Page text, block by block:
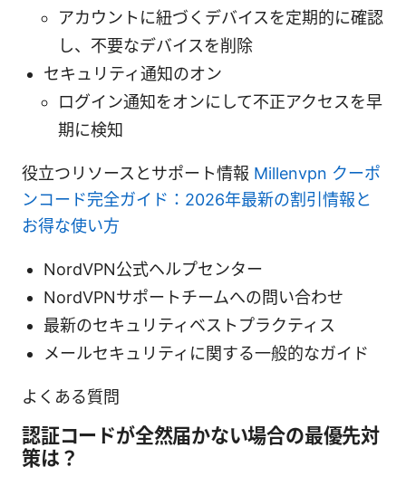
アカウントに紐づくデバイスを定期的に確認
し、不要なデバイスを削除
セキュリティ通知のオン
ログイン通知をオンにして不正アクセスを早
期に検知
役立つリソースとサポート情報 Millenvpn クーポ
ンコード完全ガイド：2026年最新の割引情報と
お得な使い方
NordVPN公式ヘルプセンター
NordVPNサポートチームへの問い合わせ
最新のセキュリティベストプラクティス
メールセキュリティに関する一般的なガイド
よくある質問
認証コードが全然届かない場合の最優先対
策は？